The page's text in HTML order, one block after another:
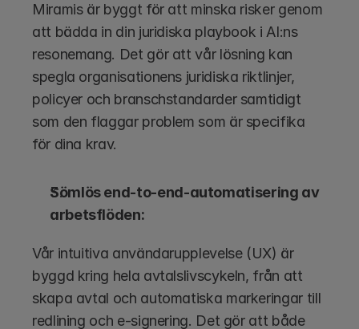
Miramis är byggt för att minska risker genom
att bädda in din juridiska playbook i AI:ns
resonemang. Det gör att vår lösning kan
spegla organisationens juridiska riktlinjer,
policyer och branschstandarder samtidigt
som den flaggar problem som är specifika
för dina krav.
Sömlös end-to-end-automatisering av
arbetsflöden:
Vår intuitiva användarupplevelse (UX) är
byggd kring hela avtalslivscykeln, från att
skapa avtal och automatiska markeringar till
redlining och e-signering. Det gör att både